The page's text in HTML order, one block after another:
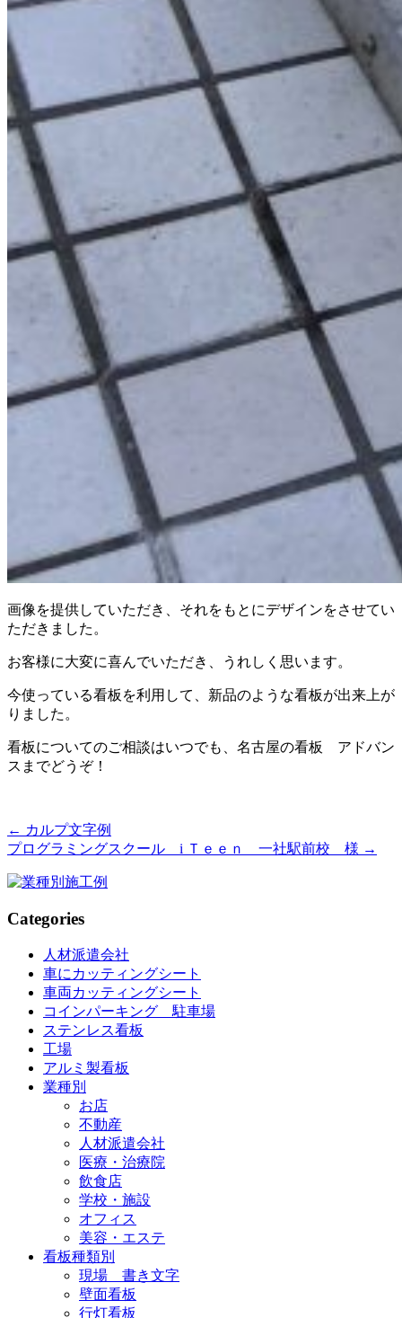
画像を提供していただき、それをもとにデザインをさせてい
ただきました。
お客様に大変に喜んでいただき、うれしく思います。
今使っている看板を利用して、新品のような看板が出来上が
りました。
看板についてのご相談はいつでも、名古屋の看板 アドバン
スまでどうぞ！
← カルプ文字例
プログラミングスクール i Ｔｅｅｎ 一社駅前校 様 →
Categories
人材派遣会社
車にカッティングシート
車両カッティングシート
コインパーキング 駐車場
ステンレス看板
工場
アルミ製看板
業種別
お店
不動産
人材派遣会社
医療・治療院
飲食店
学校・施設
オフィス
美容・エステ
看板種類別
現場 書き文字
壁面看板
行灯看板